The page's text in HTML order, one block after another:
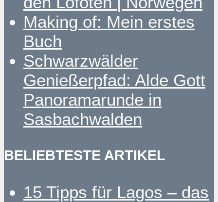
Making of: Mein erstes
Buch
Schwarzwälder
Genießerpfad: Alde Gott
Panoramarunde in
Sasbachwalden
BELIEBTESTE ARTIKEL
15 Tipps für Lagos – das